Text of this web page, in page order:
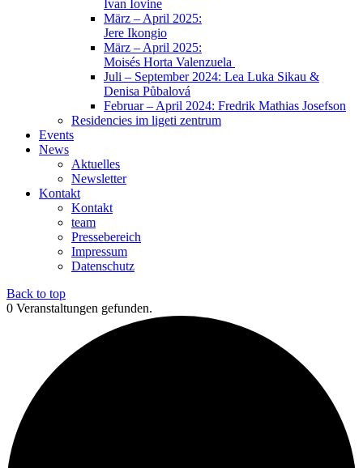
Ivan Iovine
März – April 2025:
Jere Ikongio
März – April 2025:
Moisés Horta Valenzuela
Juli – September 2024: Lea Luka Sikau &
Denisa Půbalová
Februar – April 2024: Fredrik Mathias Josefson
Residencies im ligeti zentrum
Events
News
Aktuelles
Newsletter
Kontakt
Kontakt
team
Pressebereich
Impressum
Datenschutz
Back to top
0 Veranstaltungen gefunden.